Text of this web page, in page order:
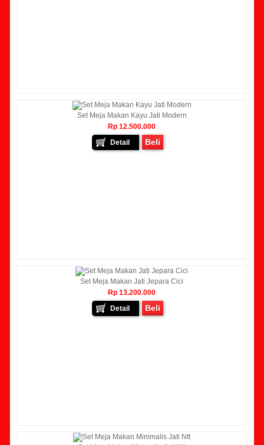
Set Meja Makan Kayu Jati Modern
Rp 12.500.000
Detail
Beli
Set Meja Makan Jati Jepara Cici
Rp 13.200.000
Detail
Beli